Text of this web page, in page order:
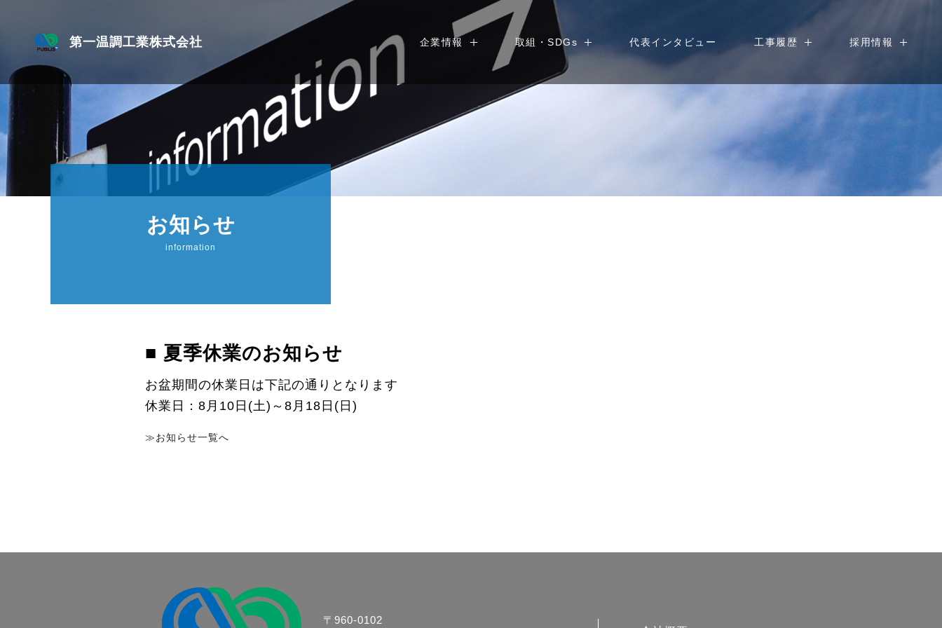
第一温調工業株式会社 企業情報 取組・SDGs 代表インタビュー 工事履歴 採用情報
お知らせ
information
■ 夏季休業のお知らせ
お盆期間の休業日は下記の通りとなります
休業日：8月10日(土)～8月18日(日)
≫お知らせ一覧へ
〒960-0102